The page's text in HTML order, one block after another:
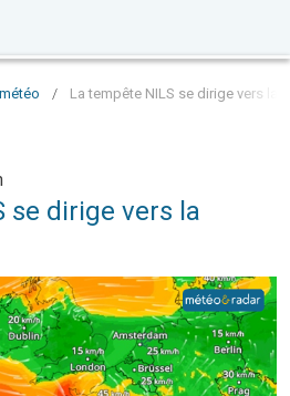
/ La tempête NILS se dirige vers la
se dirige vers la